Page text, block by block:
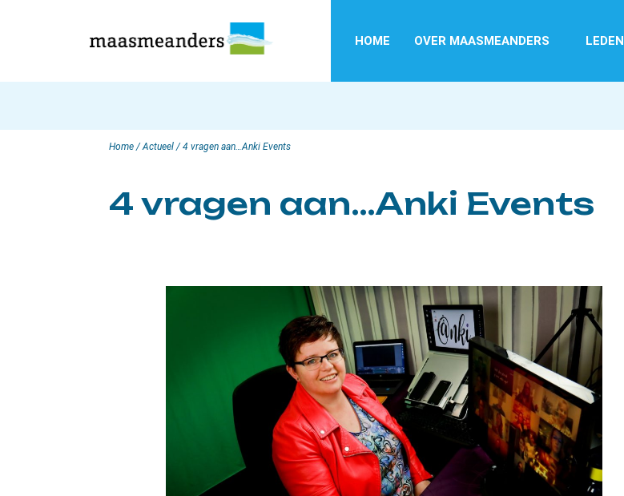
HOME OVER MAASMEANDERS LEDEN
Home/Actueel/4 vragen aan…Anki Events
4 vragen aan…Anki Events